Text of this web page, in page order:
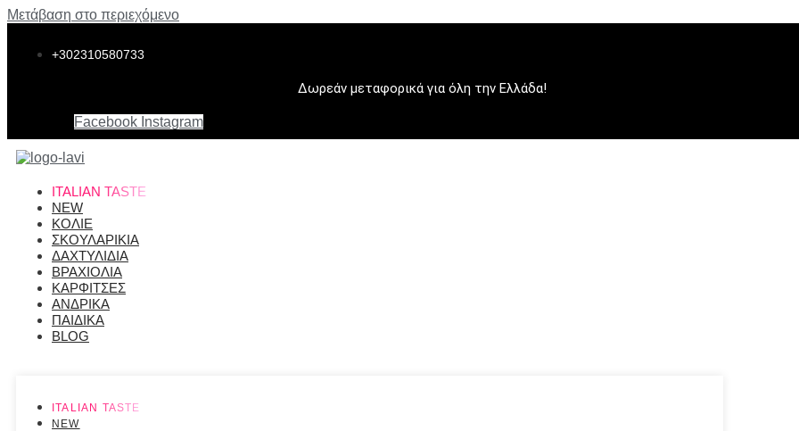
Μετάβαση στο περιεχόμενο
+302310580733
Δωρεάν μεταφορικά για όλη την Ελλάδα!
Facebook Instagram
ITALIAN TASTE
NEW
ΚΟΛΙΕ
ΣΚΟΥΛΑΡΙΚΙΑ
ΔΑΧΤΥΛΙΔΙΑ
ΒΡΑΧΙΟΛΙΑ
ΚΑΡΦΙΤΣΕΣ
ΑΝΔΡΙΚΑ
ΠΑΙΔΙΚΑ
BLOG
ITALIAN TASTE
NEW